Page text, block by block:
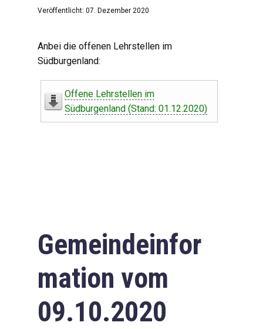
Veröffentlicht: 07. Dezember 2020
Anbei die offenen Lehrstellen im
Südburgenland:
Offene Lehrstellen im
Südburgenland (Stand: 01.12.2020)
Gemeindeinfor
mation vom
09.10.2020